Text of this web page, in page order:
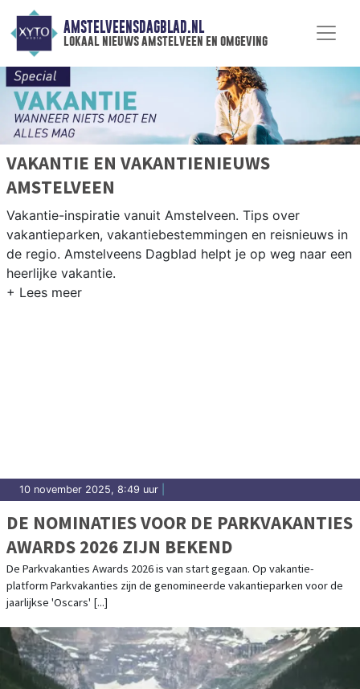
AMSTELVEENSDAGBLAD.NL
lokaal nieuws amstelveen en omgeving
VAKANTIE EN VAKANTIENIEUWS
AMSTELVEEN
Vakantie-inspiratie vanuit Amstelveen. Tips over
vakantieparken, vakantiebestemmingen en reisnieuws in
de regio. Amstelveens Dagblad helpt je op weg naar een
heerlijke vakantie.
10 november 2025, 8:49 uur
DE NOMINATIES VOOR DE PARKVAKANTIES
AWARDS 2026 ZIJN BEKEND
De Parkvakanties Awards 2026 is van start gegaan. Op vakantie-
platform Parkvakanties zijn de genomineerde vakantieparken voor de
jaarlijkse 'Oscars' [...]